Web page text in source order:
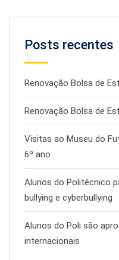
Posts recentes
Renovação Bolsa de
Renovação Bolsa de
Visitas ao Museu do
6º ano
Alunos do Politécnico
bullying e cyberbullying
Alunos do Poli são
internacionais